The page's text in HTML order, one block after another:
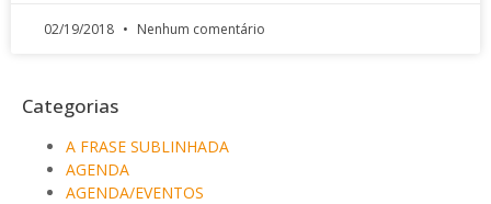
02/19/2018 Nenhum comentário
Categorias
A FRASE SUBLINHADA
AGENDA
AGENDA/EVENTOS